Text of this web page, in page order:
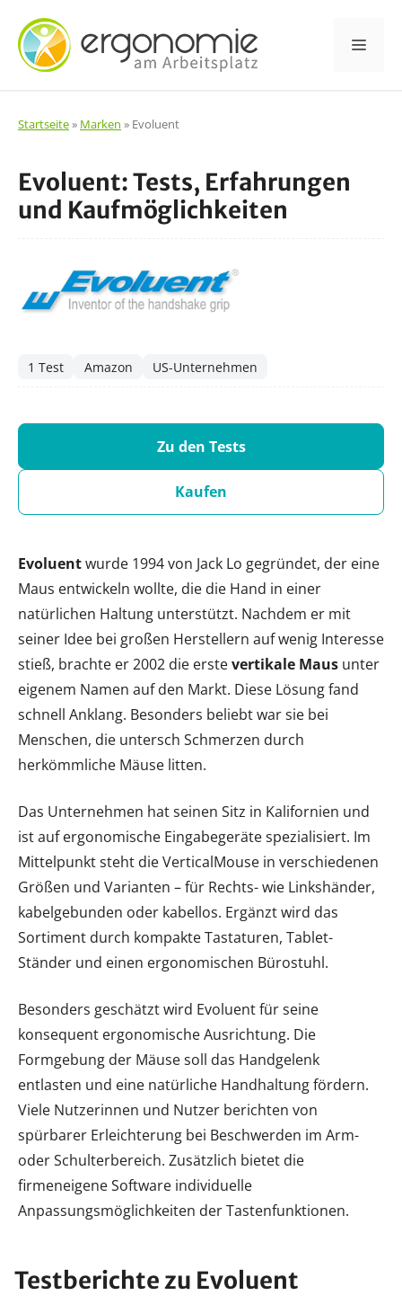
Inhalt
springen
Startseite» Marken » Evoluent
Evoluent: Tests, Erfahrungen
und Kaufmöglichkeiten
1 Test Amazon US-Unternehmen
Zu den Tests
Kaufen
Evoluentwurde 1994 von Jack Lo gegründet, der eine
Maus entwickeln wollte, die die Hand in einer
natürlichen Haltung unterstützt. Nachdem er mit
seiner Idee bei großen Herstellern auf wenig Interesse
stieß, brachte er 2002 die erstevertikale Maus unter
eigenem Namen auf den Markt. Diese Lösung fand
schnell Anklang. Besonders beliebt war sie bei
Menschen, die untersch Schmerzen durch
herkömmliche Mäuse litten.
Das Unternehmen hat seinen Sitz in Kalifornien und
ist auf ergonomische Eingabegeräte spezialisiert. Im
Mittelpunkt steht die VerticalMouse in verschiedenen
Größen und Varianten – für Rechts- wie Linkshänder,
kabelgebunden oder kabellos. Ergänzt wird das
Sortiment durch kompakte Tastaturen, Tablet-
Ständer und einen ergonomischen Bürostuhl.
Besonders geschätzt wird Evoluent für seine
konsequent ergonomische Ausrichtung. Die
Formgebung der Mäuse soll das Handgelenk
entlasten und eine natürliche Handhaltung fördern.
Viele Nutzerinnen und Nutzer berichten von
spürbarer Erleichterung bei Beschwerden im Arm-
oder Schulterbereich. Zusätzlich bietet die
firmeneigene Software individuelle
Anpassungsmöglichkeiten der Tastenfunktionen.
Testberichte zu Evoluent